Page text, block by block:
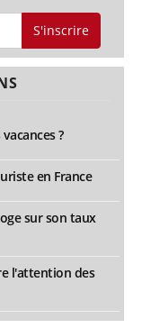
S'inscrire
?
en France
sur son taux
l'attention des